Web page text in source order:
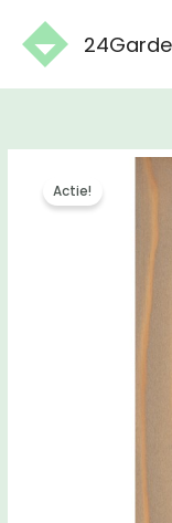
naar
inhoud
Actie!